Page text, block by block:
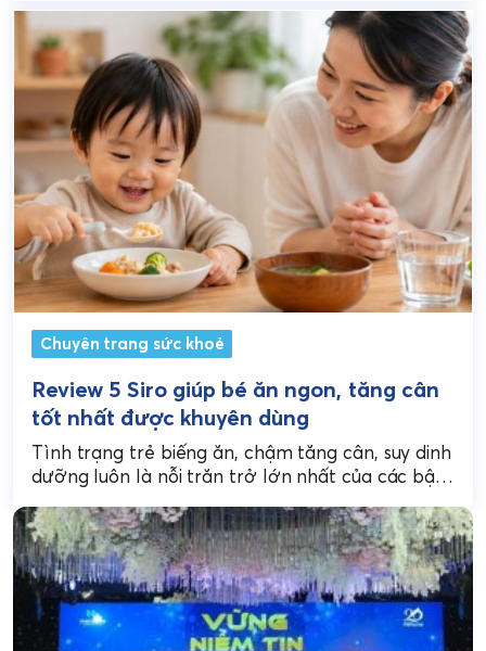
Chuyên trang sức khoẻ
Review 5 Siro giúp bé ăn ngon, tăng cân
tốt nhất được khuyên dùng
Tình trạng trẻ biếng ăn, chậm tăng cân, suy dinh
dưỡng luôn là nỗi trăn trở lớn nhất của các bậc